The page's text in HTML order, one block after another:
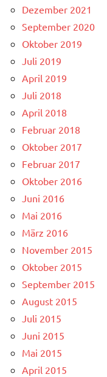
Dezember 2021
September 2020
Oktober 2019
Juli 2019
April 2019
Juli 2018
April 2018
Februar 2018
Oktober 2017
Februar 2017
Oktober 2016
Juni 2016
Mai 2016
März 2016
November 2015
Oktober 2015
September 2015
August 2015
Juli 2015
Juni 2015
Mai 2015
April 2015